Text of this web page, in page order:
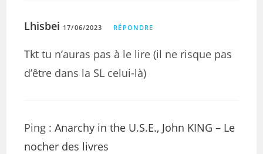
Lhisbei 17/06/2023 RÉPONDRE
Tkt tu n’auras pas à le lire (il ne risque pas
d’être dans la SL celui-là)
Ping :Anarchy in the U.S.E., John KING – Le
nocher des livres